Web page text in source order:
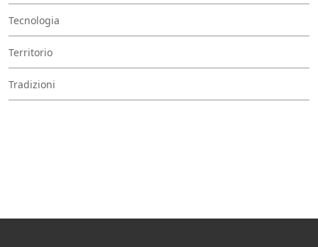
Tecnologia
Territorio
Tradizioni